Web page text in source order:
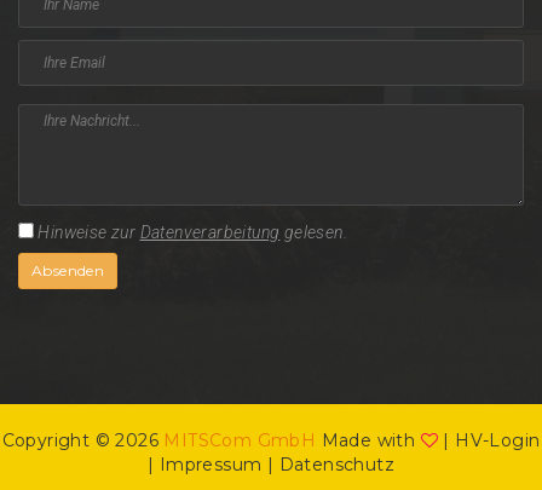
Hinweise zur Datenverarbeitung gelesen.
Absenden
Copyright © 2026 MITSCom GmbH Made with | HV-Login
| Impressum | Datenschutz